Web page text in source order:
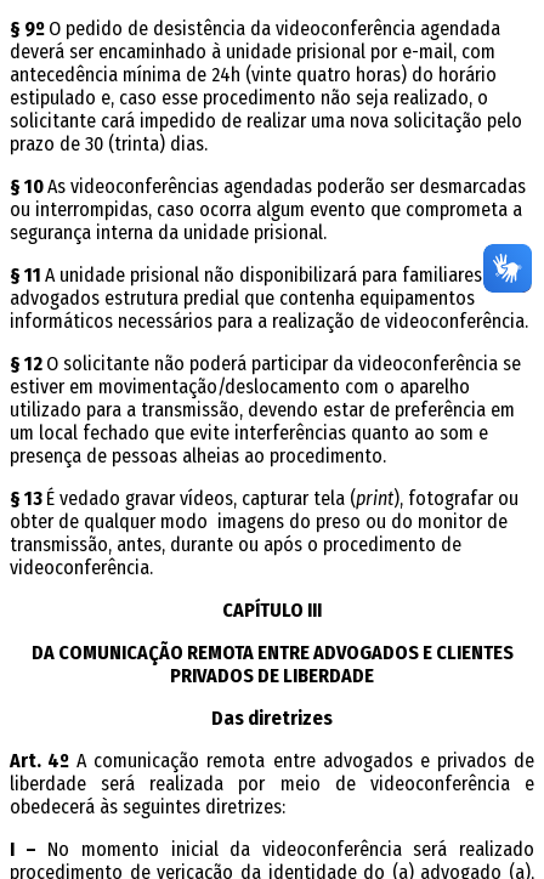
§ 9º O pedido de desistência da videoconferência agendada
deverá ser encaminhado à unidade prisional por e-mail, com
antecedência mínima de 24h (vinte quatro horas) do horário
estipulado e, caso esse procedimento não seja realizado, o
solicitante ficará impedido de realizar uma nova solicitação pelo
prazo de 30 (trinta) dias.
§ 10As videoconferências agendadas poderão ser desmarcadas
ou interrompidas, caso ocorra algum evento que comprometa a
segurança interna da unidade prisional.
§ 11 A unidade prisional não disponibilizará para familiares e
advogados estrutura predial que contenha equipamentos
informáticos necessários para a realização de videoconferência.
§ 12 O solicitante não poderá participar da videoconferência se
estiver em movimentação/deslocamento com o aparelho
utilizado para a transmissão, devendo estar de preferência em
um local fechado que evite interferências quanto ao som e
presença de pessoas alheias ao procedimento.
§ 13 É vedado gravar vídeos, capturar tela (print), fotografar ou
obter de qualquer modo imagens do preso ou do monitor de
transmissão, antes, durante ou após o procedimento de
videoconferência.
CAPÍTULO III
DA COMUNICAÇÃO REMOTA ENTRE ADVOGADOS E CLIENTES
PRIVADOS DE LIBERDADE
Das diretrizes
Art. 4º A comunicação remota entre advogados e privados de
liberdade será realizada por meio de videoconferência e
obedecerá às seguintes diretrizes:
I – No momento inicial da videoconferência será realizado
procedimento de verificação da identidade do (a) advogado (a),